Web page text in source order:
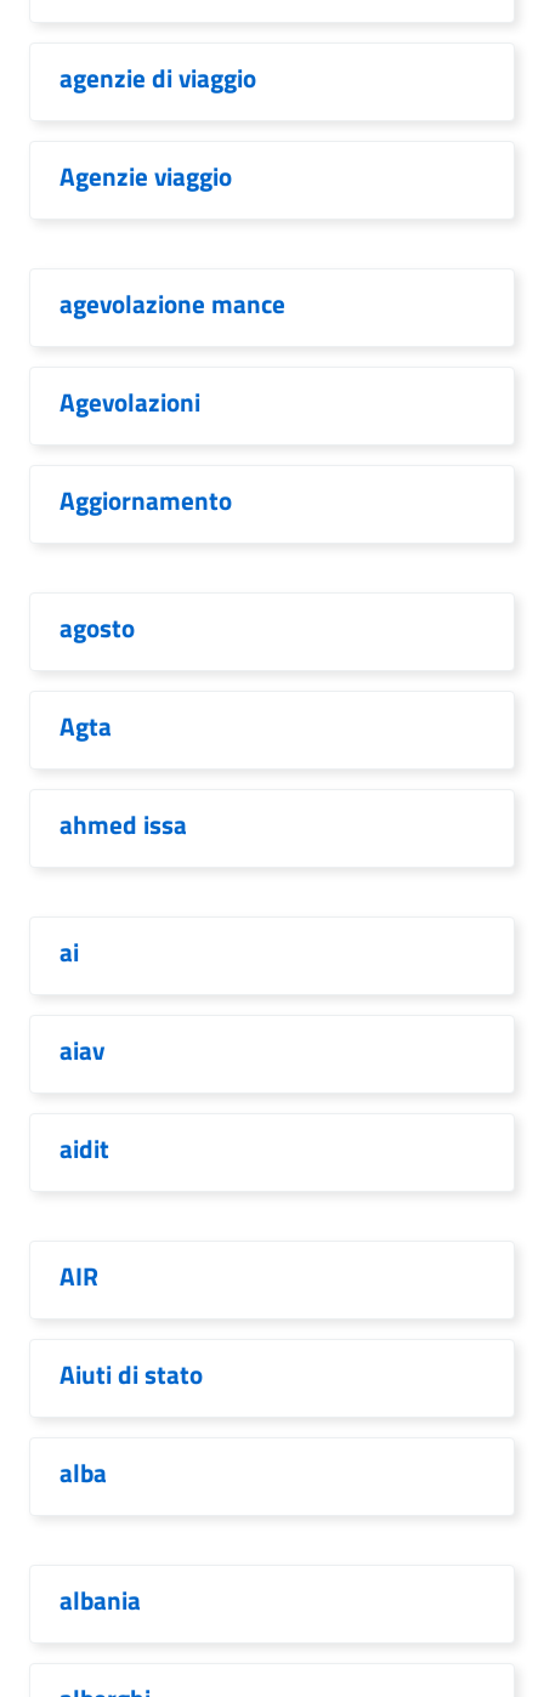
agenzie di viaggio
Agenzie viaggio
agevolazione mance
Agevolazioni
Aggiornamento
agosto
Agta
ahmed issa
ai
aiav
aidit
AIR
Aiuti di stato
alba
albania